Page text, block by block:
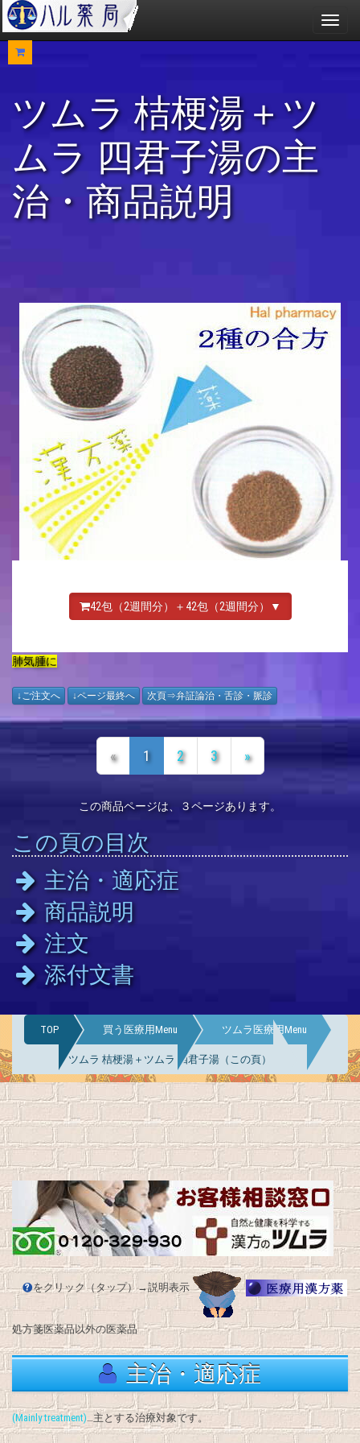
メ
ニ
ツムラ 桔梗湯＋ツ
ムラ 四君子湯の主
治・商品説明
42包（2週間分）＋42包（2週間分）▼
肺気腫に
↓ご注文へ ↓ページ最終へ 次頁⇒弁証論治・舌診・脈診
« 1 2 3 »
この商品ページは、３ページあります。
この頁の目次
主治・適応症
商品説明
注文
添付文書
TOP 買う医療用Menu ツムラ医療用Menu
ツムラ 桔梗湯＋ツムラ 四君子湯（この頁）
をクリック（タップ）→説明表示
処方箋医薬品以外の医薬品
主治・適応症
(Mainly treatment)…主とする治療対象です。